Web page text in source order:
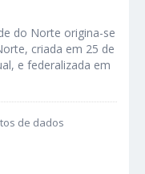
do Norte origina-se
criada em 25 de
e federalizada em
de dados